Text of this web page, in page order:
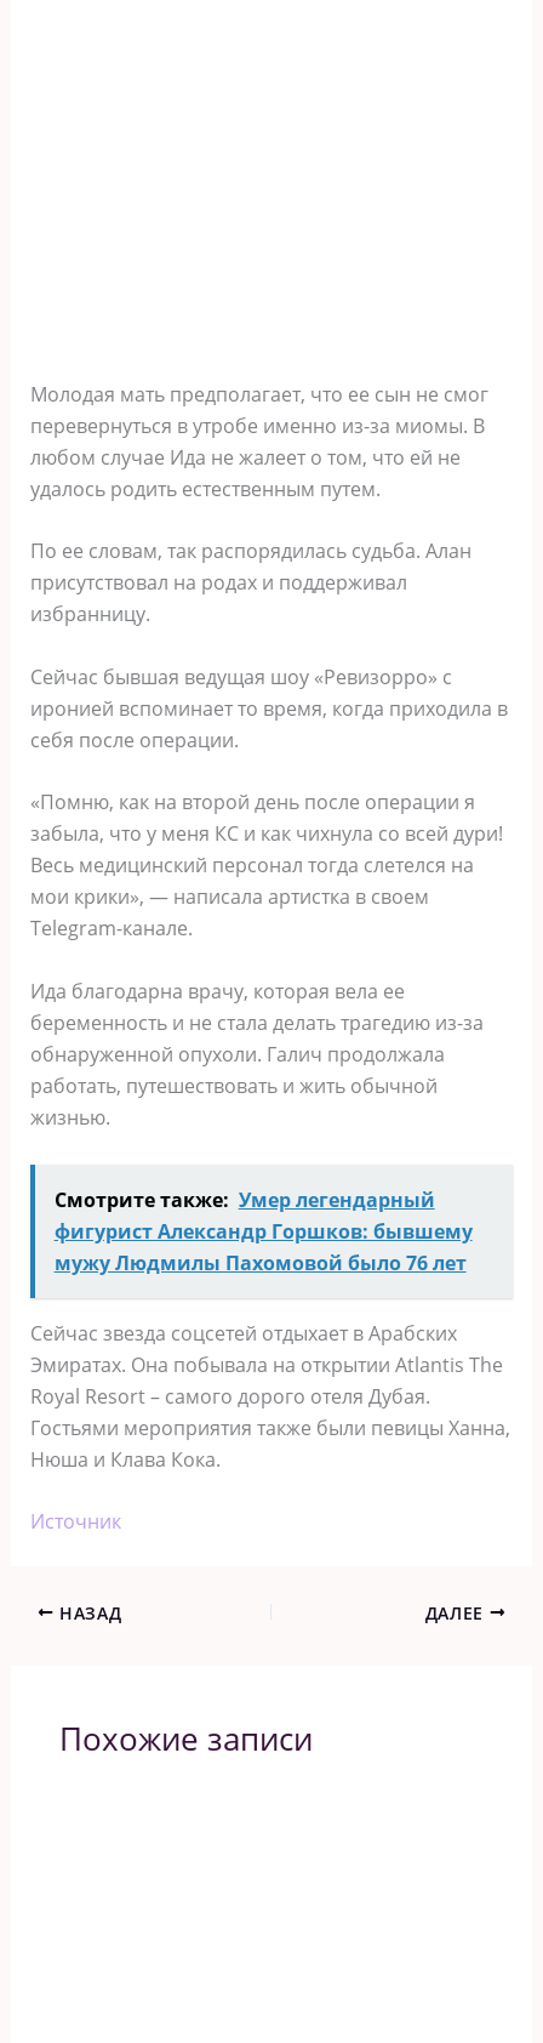
Молодая мать предполагает, что ее сын не смог
перевернуться в утробе именно из-за миомы. В
любом случае Ида не жалеет о том, что ей не
удалось родить естественным путем.
По ее словам, так распорядилась судьба. Алан
присутствовал на родах и поддерживал
избранницу.
Сейчас бывшая ведущая шоу «Ревизорро» с
иронией вспоминает то время, когда приходила в
себя после операции.
«Помню, как на второй день после операции я
забыла, что у меня КС и как чихнула со всей дури!
Весь медицинский персонал тогда слетелся на
мои крики», — написала артистка в своем
Telegram-канале.
Ида благодарна врачу, которая вела ее
беременность и не стала делать трагедию из-за
обнаруженной опухоли. Галич продолжала
работать, путешествовать и жить обычной
жизнью.
Смотрите также: Умер легендарный
фигурист Александр Горшков: бывшему
мужу Людмилы Пахомовой было 76 лет
Сейчас звезда соцсетей отдыхает в Арабских
Эмиратах. Она побывала на открытии Atlantis The
Royal Resort – самого дорого отеля Дубая.
Гостьями мероприятия также были певицы Ханна,
Нюша и Клава Кока.
Источник
НАЗАД ДАЛЕЕ
Похожие записи